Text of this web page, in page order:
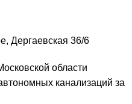
Дергаевская 36/6
области
канализаций за